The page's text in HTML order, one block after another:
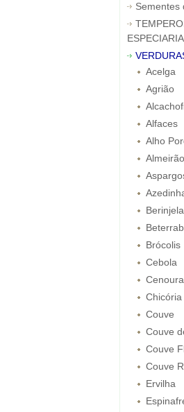
Sementes
Acelga
Agrião
Alfaces
Alho
Almeirão
Brócolis
Cebola
Cenoura
Chicória
Couve
Couve
Couve
Couve
Ervilha